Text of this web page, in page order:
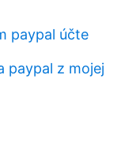
paypal účte
paypal z mojej